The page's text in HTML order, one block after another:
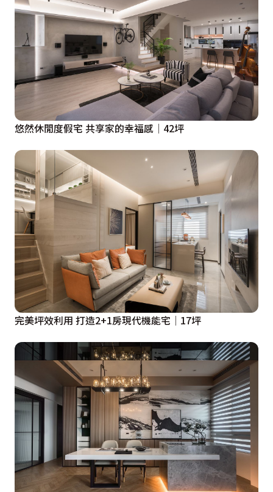
悠然休閒度假宅 共享家的幸福感│42坪
完美坪效利用 打造2+1房現代機能宅│17坪